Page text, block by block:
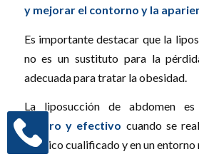
y mejorar el contorno y la
Es importante destacar que la
no es un sustituto para la
adecuada para tratar la obesidad.
La liposucción de abdomen
seguro y efectivo cuando se
plástico cualificado y en un entorno